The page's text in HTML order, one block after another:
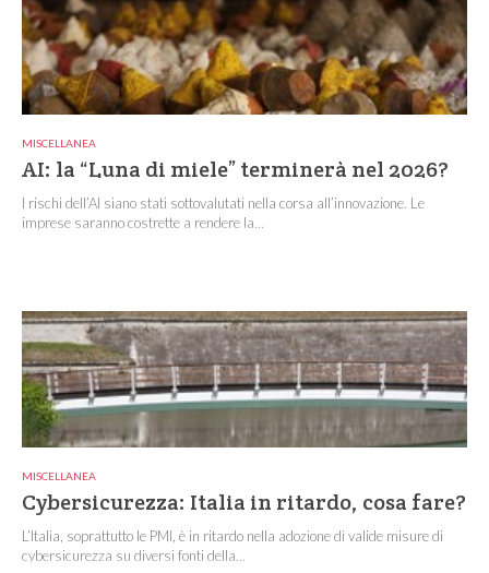
MISCELLANEA
AI: la “Luna di miele” terminerà nel 2026?
I rischi dell’AI siano stati sottovalutati nella corsa all’innovazione. Le
imprese saranno costrette a rendere la...
MISCELLANEA
Cybersicurezza: Italia in ritardo, cosa fare?
L’Italia, soprattutto le PMI, è in ritardo nella adozione di valide misure di
cybersicurezza su diversi fonti della...